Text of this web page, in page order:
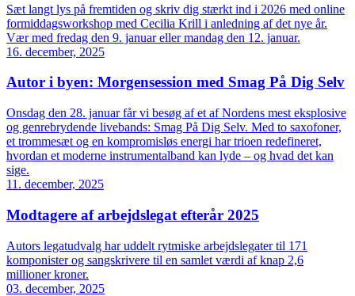
Sæt langt lys på fremtiden og skriv dig stærkt ind i 2026 med online
formiddagsworkshop med Cecilia Krill i anledning af det nye år.
Vær med fredag den 9. januar eller mandag den 12. januar.
16. december, 2025
Autor i byen: Morgensession med Smag På Dig Selv
Onsdag den 28. januar får vi besøg af et af Nordens mest eksplosive
og genrebrydende livebands: Smag På Dig Selv. Med to saxofoner,
et trommesæt og en kompromisløs energi har trioen redefineret,
hvordan et moderne instrumentalband kan lyde – og hvad det kan
sige.
11. december, 2025
Modtagere af arbejdslegat efterår 2025
Autors legatudvalg har uddelt rytmiske arbejdslegater til 171
komponister og sangskrivere til en samlet værdi af knap 2,6
millioner kroner.
03. december, 2025